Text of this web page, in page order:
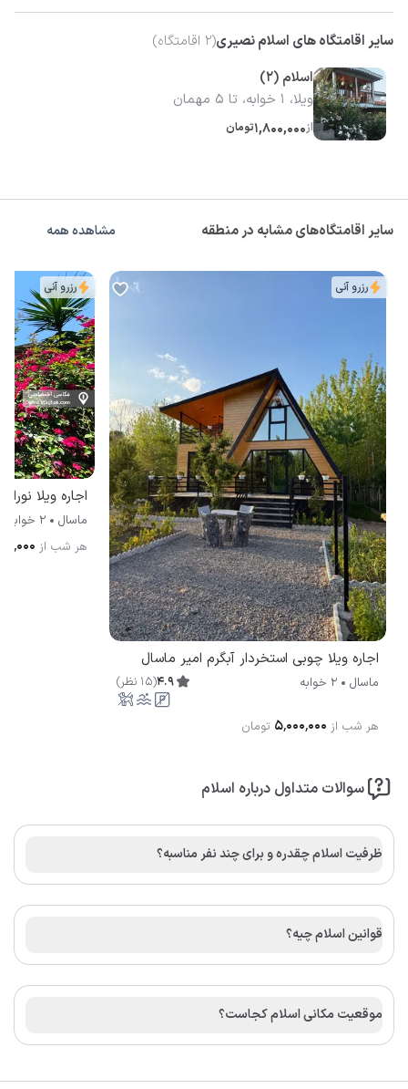
سایر اقامتگاه های اسلام نصیری(
2 اقامتگاه)
اسلام (2)
ویلا، 1 خوابه، تا 5 مهمان
از1,800,000تومان
سایر اقامتگاه‌های مشابه در منطقه مشاهده همه
رزرو آنی
اجاره ویلا چوبی استخردار آبگرم امیر ماسال
ماسال 2 خوابه 4.9
(
15 نظر)
هر شب از ۵٬۰۰۰٬۰۰۰ تومان
رزرو آنی
اجاره ویلا نورا
ماسال
2 خوابه
هر شب از
سوالات متداول درباره اسلام
ظرفیت اسلام چقدره و برای چند نفر مناسبه؟
قوانین اسلام چیه؟
موقعیت مکانی اسلام کجاست؟